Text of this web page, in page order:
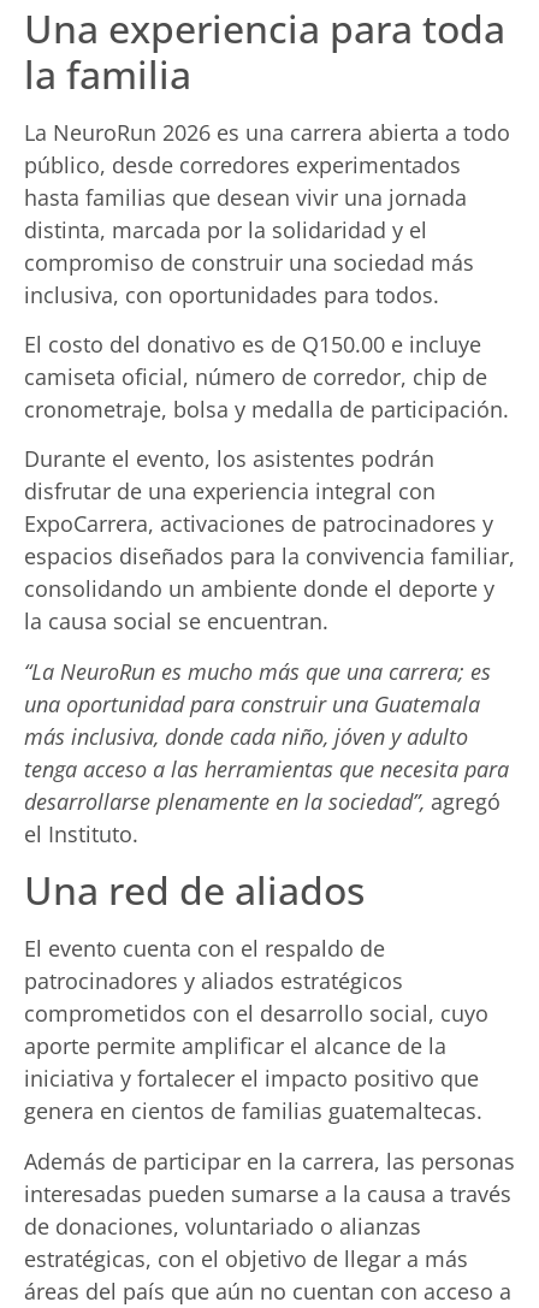
Una experiencia para toda
la familia
La NeuroRun 2026 es una carrera abierta a todo
público, desde corredores experimentados
hasta familias que desean vivir una jornada
distinta, marcada por la solidaridad y el
compromiso de construir una sociedad más
inclusiva, con oportunidades para todos.
El costo del donativo es de Q150.00 e incluye
camiseta oficial, número de corredor, chip de
cronometraje, bolsa y medalla de participación.
Durante el evento, los asistentes podrán
disfrutar de una experiencia integral con
ExpoCarrera, activaciones de patrocinadores y
espacios diseñados para la convivencia familiar,
consolidando un ambiente donde el deporte y
la causa social se encuentran.
“La NeuroRun es mucho más que una carrera; es
una oportunidad para construir una Guatemala
más inclusiva, donde cada niño, jóven y adulto
tenga acceso a las herramientas que necesita para
desarrollarse plenamente en la sociedad”, agregó
el Instituto.
Una red de aliados
El evento cuenta con el respaldo de
patrocinadores y aliados estratégicos
comprometidos con el desarrollo social, cuyo
aporte permite amplificar el alcance de la
iniciativa y fortalecer el impacto positivo que
genera en cientos de familias guatemaltecas.
Además de participar en la carrera, las personas
interesadas pueden sumarse a la causa a través
de donaciones, voluntariado o alianzas
estratégicas, con el objetivo de llegar a más
áreas del país que aún no cuentan con acceso a